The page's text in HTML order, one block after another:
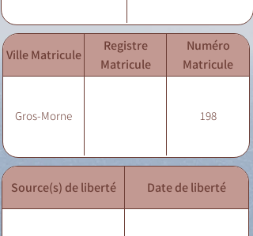
Ville Matricule
Registre
Matricule
Numéro
Matricule
Gros-Morne 198
Source(s) de liberté Date de liberté